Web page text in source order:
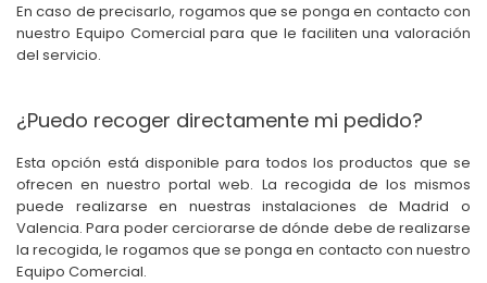
En caso de precisarlo, rogamos que se ponga en contacto con
nuestro Equipo Comercial para que le faciliten una valoración
del servicio.
¿Puedo recoger directamente mi pedido?
Esta opción está disponible para todos los productos que se
ofrecen en nuestro portal web. La recogida de los mismos
puede realizarse en nuestras instalaciones de Madrid o
Valencia. Para poder cerciorarse de dónde debe de realizarse
la recogida, le rogamos que se ponga en contacto con nuestro
Equipo Comercial.